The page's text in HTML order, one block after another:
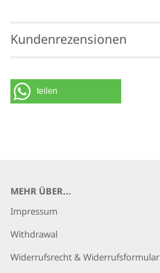
Kundenrezensionen
teilen
MEHR ÜBER...
Impressum
Withdrawal
Widerrufsrecht & Widerrufsformular